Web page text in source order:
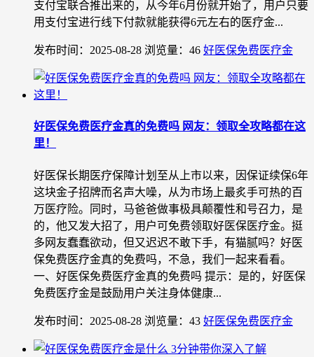
支付宝联合推出来的，从今年6月份就开始了，用户只要
用支付宝进行线下付款就能获得6元左右的医疗金...
发布时间：2025-08-28 浏览量：46 好医保免费医疗金
好医保免费医疗金真的免费吗 网友：领取全攻略都在这
里！
好医保长期医疗保障计划至从上市以来，因保证续保6年
这块金子招牌而名声大噪，从为市场上最炙手可热的百
万医疗险。同时，马爸爸做事极具颠覆性和号召力，是
的，他又发大招了，用户可免费领取好医保医疗金。挺
多网友蠢蠢欲动，但又迟迟不敢下手，有猫腻吗？好医
保免费医疗金真的免费吗，不急，我们一起来看看。
一、好医保免费医疗金真的免费吗 提示：是的，好医保
免费医疗金是鼓励用户关注身体健康...
发布时间：2025-08-28 浏览量：43 好医保免费医疗金